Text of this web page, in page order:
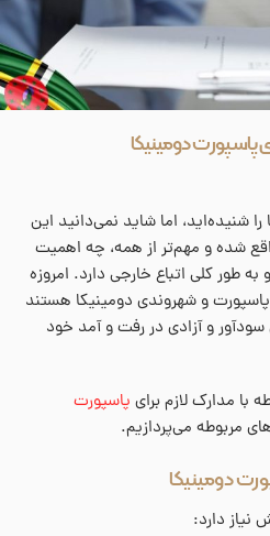
پاسپورت دومینیکا
را شنیده‌اید، اما شاید نمی‌دانید این
شده و مهم‌تر از همه، چه اهمیت
طور کلی اتباع خارجی دارد. امروزه
پاسپورت و شهروندی دومینیکا هستند
سودآور و آزادی در رفت و آمد خود
با مدارک لازم برای پاسپورت
مربوطه می‌پردازیم.
دومینیکا
دارد: